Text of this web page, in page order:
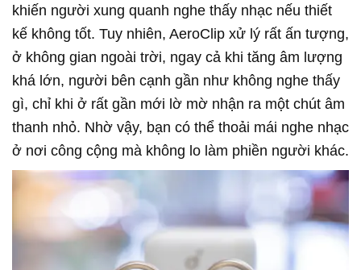
khiến người xung quanh nghe thấy nhạc nếu thiết
kế không tốt. Tuy nhiên, AeroClip xử lý rất ấn tượng,
ở không gian ngoài trời, ngay cả khi tăng âm lượng
khá lớn, người bên cạnh gần như không nghe thấy
gì, chỉ khi ở rất gần mới lờ mờ nhận ra một chút âm
thanh nhỏ. Nhờ vậy, bạn có thể thoải mái nghe nhạc
ở nơi công cộng mà không lo làm phiền người khác.